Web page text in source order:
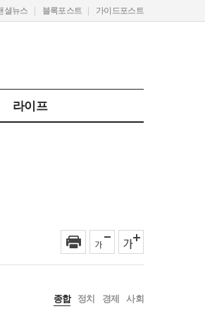
셜뉴스 블록포스트 가이드포스트
라이프
종합 정치 경제 사회